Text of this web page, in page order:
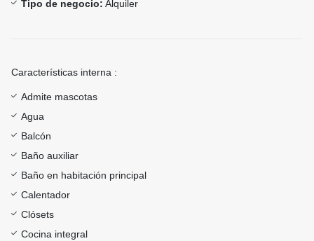
Tipo de negocio: Alquiler
Características interna :
Admite mascotas
Agua
Balcón
Baño auxiliar
Baño en habitación principal
Calentador
Clósets
Cocina integral